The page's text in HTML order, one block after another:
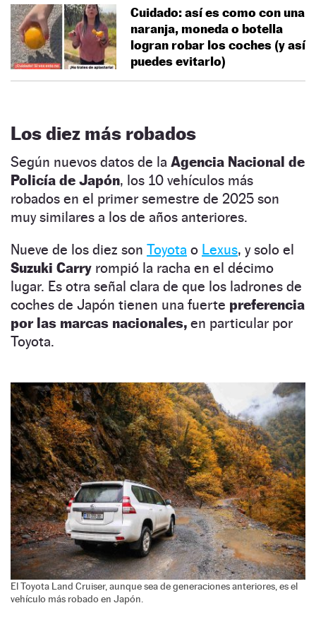
Cuidado: así es como con una
naranja, moneda o botella
logran robar los coches (y así
puedes evitarlo)
Los diez más robados
Según nuevos datos de la Agencia Nacional de
Policía de Japón, los 10 vehículos más
robados en el primer semestre de 2025 son
muy similares a los de años anteriores.
Nueve de los diez son Toyota o Lexus, y solo el
Suzuki Carry rompió la racha en el décimo
lugar. Es otra señal clara de que los ladrones de
coches de Japón tienen una fuerte preferencia
por las marcas nacionales, en particular por
Toyota.
El Toyota Land Cruiser, aunque sea de generaciones anteriores, es el
vehículo más robado en Japón.